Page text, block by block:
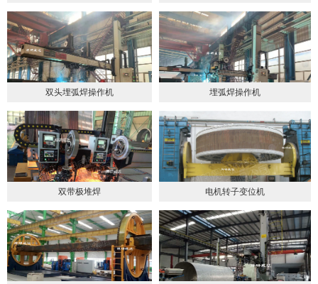
双头埋弧焊操作机 埋弧焊操作机
双带极堆焊 电机转子变位机